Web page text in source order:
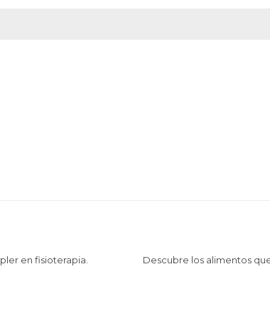
en fisioterapia. Descubre los alimentos